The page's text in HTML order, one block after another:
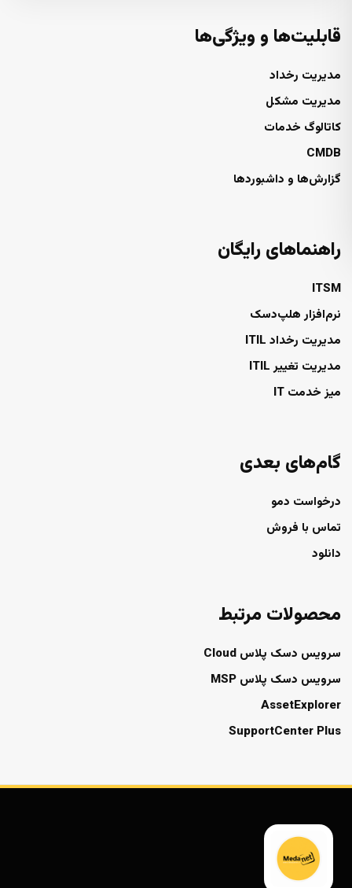
قابلیت‌ها و ویژگی‌ها
مدیریت رخداد
مدیریت مشکل
کاتالوگ خدمات
CMDB
گزارش‌ها و داشبوردها
راهنماهای رایگان
ITSM
نرم‌افزار هلپ‌دسک
مدیریت رخداد ITIL
مدیریت تغییر ITIL
میز خدمت IT
گام‌های بعدی
درخواست دمو
تماس با فروش
دانلود
محصولات مرتبط
سرویس دسک پلاس Cloud
سرویس دسک پلاس MSP
AssetExplorer
SupportCenter Plus